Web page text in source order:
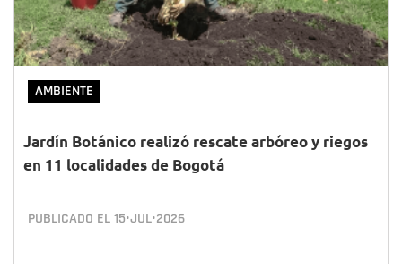
AMBIENTE
Jardín Botánico realizó rescate arbóreo y riegos
en 11 localidades de Bogotá
PUBLICADO EL15•JUL•2026